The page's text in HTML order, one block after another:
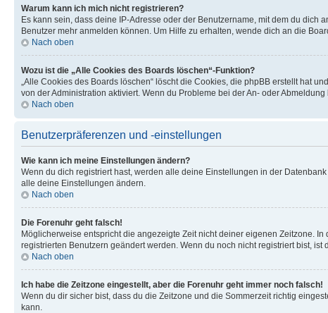
Warum kann ich mich nicht registrieren?
Es kann sein, dass deine IP-Adresse oder der Benutzername, mit dem du
Benutzer mehr anmelden können. Um Hilfe zu erhalten, wende dich an die
Nach oben
Wozu ist die „Alle Cookies des Boards löschen“-Funktion?
„Alle Cookies des Boards löschen“ löscht die Cookies, die phpBB erstellt hat
von der Administration aktiviert. Wenn du Probleme bei der An- oder
Nach oben
Benutzerpräferenzen und -einstellungen
Wie kann ich meine Einstellungen ändern?
Wenn du dich registriert hast, werden alle deine Einstellungen in der
alle deine Einstellungen ändern.
Nach oben
Die Forenuhr geht falsch!
Möglicherweise entspricht die angezeigte Zeit nicht deiner eigenen Zeitzone.
registrierten Benutzern geändert werden. Wenn du noch nicht registriert bist, ist
Nach oben
Ich habe die Zeitzone eingestellt, aber die Forenuhr geht immer noch falsch!
Wenn du dir sicher bist, dass du die Zeitzone und die Sommerzeit richtig
kann.